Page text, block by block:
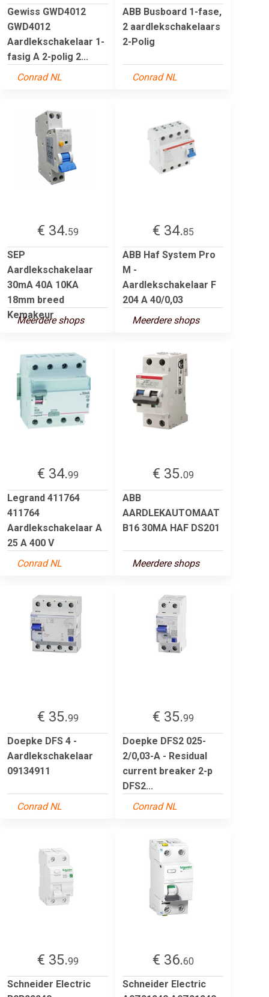
Gewiss GWD4012
GWD4012
Aardlekschakelaar 1-
fasig A 2-polig 2...
Conrad NL
ABB Busboard 1-fase,
2 aardlekschakelaars
2-Polig
Conrad NL
€ 34.59
SEP
Aardlekschakelaar
30mA 40A 10KA
18mm breed
Kemakeur
Meerdere shops
€ 34.85
ABB Haf System Pro
M -
Aardlekschakelaar F
204 A 40/0,03
Meerdere shops
€ 34.99
Legrand 411764
411764
Aardlekschakelaar A
25 A 400 V
Conrad NL
€ 35.09
ABB
AARDLEKAUTOMAAT
B16 30MA HAF DS201
Meerdere shops
€ 35.99
Doepke DFS 4 -
Aardlekschakelaar
09134911
Conrad NL
€ 35.99
Doepke DFS2 025-
2/0,03-A - Residual
current breaker 2-p
DFS2...
Conrad NL
€ 35.99
Schneider Electric
€ 36.60
Schneider Electric